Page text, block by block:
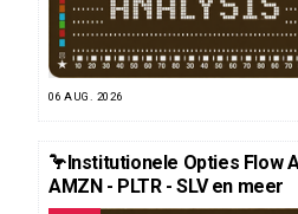
06 AUG. 2026
🦩Institutionele Opties Flow
AMZN - PLTR - SLV en meer